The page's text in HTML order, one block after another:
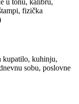
u tonu, kalibru,
fizička
kupatilo, kuhinju,
sobu, poslovne